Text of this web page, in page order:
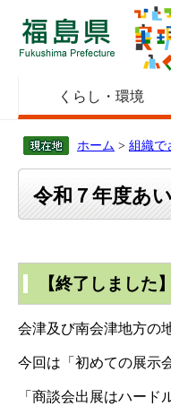
福島県
くらし・環境
ホーム > 組織で
令和７年度あ
【終了しました
会津及び南会津地方の
今回は「初めての展示
「商談会出展はハー